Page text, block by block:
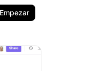
Empezar